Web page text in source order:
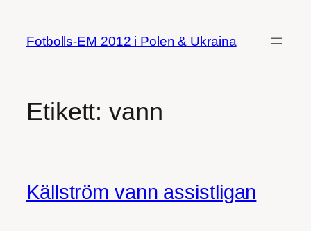
innehåll
Fotbolls-EM 2012 i Polen & Ukraina
Etikett:vann
Källström vann assistligan